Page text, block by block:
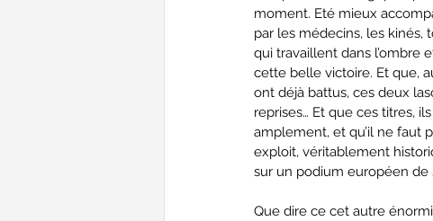
moment. Eté mieux
par les médecins, les kinés,
qui travaillent dans l’ombre
cette belle victoire. Et que,
ont déjà battus, ces deux
reprises… Et que ces titres,
amplement, et qu’il ne faut
exploit, véritablement
sur un podium européen de
Que dire ce cet autre